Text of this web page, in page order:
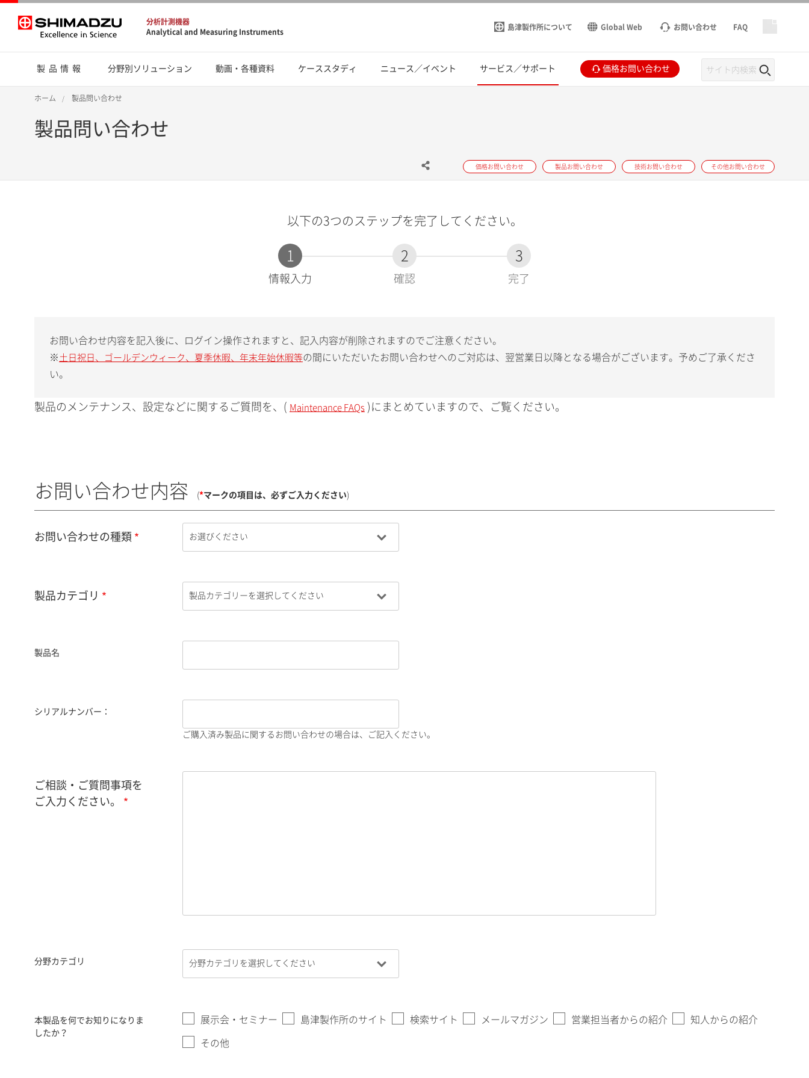
分析計測機器
Analytical and Measuring Instruments
島津製作所について Global Web お問い合わせ FAQ
製品情報 分野別ソリューション 動画・各種資料 ケーススタディ ニュース／イベント サービス／サポート 価格お問い合わせ
ホーム 製品問い合わせ
製品問い合わせ
価格お問い合わせ 製品お問い合わせ 技術お問い合わせ その他お問い合わせ
以下の3つのステップを完了してください。
1
現
情報入力
2
確認
3
完了
お問い合わせ内容を記入後に、ログイン操作されますと、記入内容が削除されますのでご注意ください。
※ 土日祝日、ゴールデンウィーク、夏季休暇、年末年始休暇等の間にいただいたお問い合わせへのご対応は、翌営業日以降となる場合がございます。予めご了承くださ
い。
製品のメンテナンス、設定などに関するご質問を、( Maintenance FAQs )にまとめていますので、ご覧ください。
お問い合わせ内容 (*マークの項目は、必ずご入力ください)
お問い合わせの種類
製品カテゴリ
製品名
シリアルナンバー：
ご購入済み製品に関するお問い合わせの場合は、ご記入ください。
ご相談・ご質問事項を
ご入力ください。
分野カテゴリ
本製品を何でお知りになりま
したか？
展示会・セミナー 島津製作所のサイト 検索サイト メールマガジン 営業担当者からの紹介 知人からの紹介
その他